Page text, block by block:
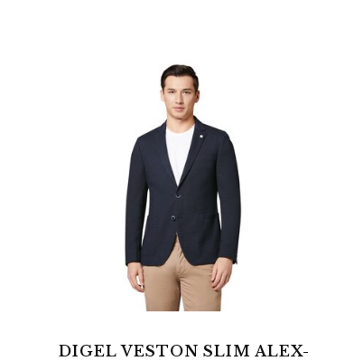
DIGEL VESTON SLIM ALEX-